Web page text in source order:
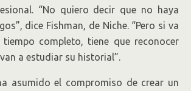
“No quiero decir que no haya
dice Fishman, de Niche. “Pero si va
completo, tiene que reconocer
a estudiar su historial”.
asumido el compromiso de crear un